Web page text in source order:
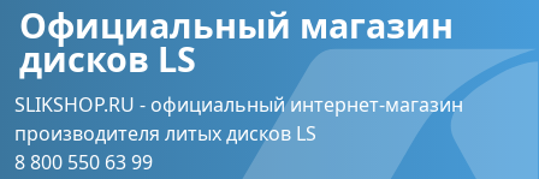
Официальный магазин
дисков LS
SLIKSHOP.RU - официальный интернет-магазин
производителя литых дисков LS
8 800 550 63 99